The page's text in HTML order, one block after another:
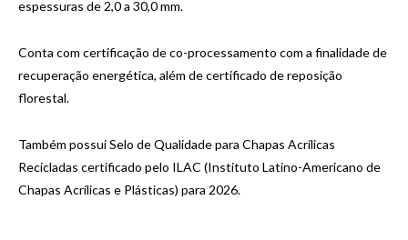
espessuras de 2,0 a 30,0 mm.
Conta com certificação de co-processamento com a finalidade de
recuperação energética, além de certificado de reposição
florestal.
Também possui Selo de Qualidade para Chapas Acrílicas
Recicladas certificado pelo ILAC (Instituto Latino-Americano de
Chapas Acrílicas e Plásticas) para 2026.